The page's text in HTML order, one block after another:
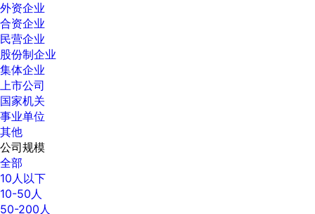
外资企业
合资企业
民营企业
股份制企业
集体企业
上市公司
国家机关
事业单位
其他
公司规模
全部
10人以下
10-50人
50-200人